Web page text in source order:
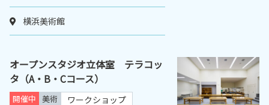
横浜美術館
オープンスタジオ立体室 テラコッ
タ（A・B・Cコース）
開催中 美術 ワークショップ